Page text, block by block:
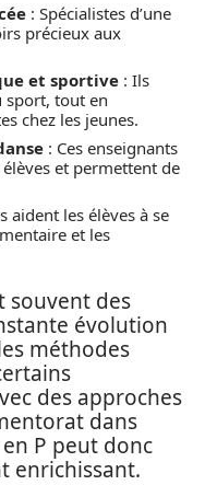
: Spécialistes d’une
précieux aux
et sportive : Ils
sport, tout en
chez les jeunes.
: Ces enseignants
et permettent de
aident les élèves à se
et les
souvent des
évolution
méthodes
des approches
dans
P peut donc
enrichissant.